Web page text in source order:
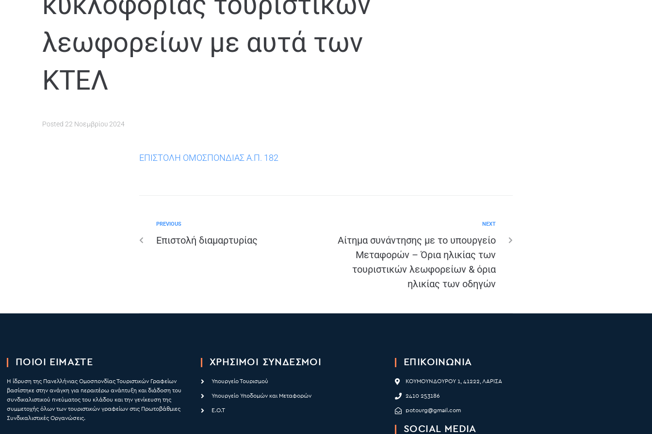
λεωφορείων με αυτά των
ΚΤΕΛ
Posted 22 Νοεμβρίου 2024
ΕΠΙΣΤΟΛΗ ΟΜΟΣΠΟΝΔΙΑΣ Α.Π. 182
PREVIOUS
Επιστολή διαμαρτυρίας
NEXT
Αίτημα συνάντησης με το υπουργείο
Μεταφορών – Όρια ηλικίας των
τουριστικών λεωφορείων & όρια
ηλικίας των οδηγών
ΠΟΙΟΙ ΕΙΜΑΣΤΕ
Η ίδρυση της Πανελλήνιας Ομοσπονδίας Τουριστικών Γραφείων
βασίστηκε στην ανάγκη για περαιτέρω ανάπτυξη και διάδοση του
συνδικαλιστικού πνεύματος του κλάδου και την γενίκευση της
συμμετοχής όλων των τουριστικών γραφείων στις Πρωτοβάθμιες
Συνδικαλιστικές Οργανώσεις.
ΧΡΉΣΙΜΟΙ ΣΥΝΔΕΣΜΟΙ
Υπουργείο Τουρισμού
Υπουργείο Υποδομών και Μεταφορών
Ε.Ο.Τ
ΕΠΙΚΟΙΝΩΝΙΑ
ΚΟΥΜΟΥΝΔΟΥΡΟΥ 1, 41222, ΛΑΡΙΣΑ
2410 253186
potourg@gmail.com
SOCIAL MEDIA